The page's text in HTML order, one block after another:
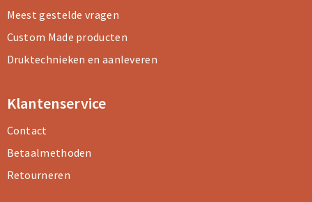
Meest gestelde vragen
Custom Made producten
Druktechnieken en aanleveren
Klantenservice
Contact
Betaalmethoden
Retourneren